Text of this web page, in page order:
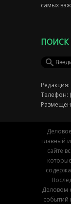
самых
ПОИСК
Редакция:
Телефон:
главный
сайте
Деловом
событий